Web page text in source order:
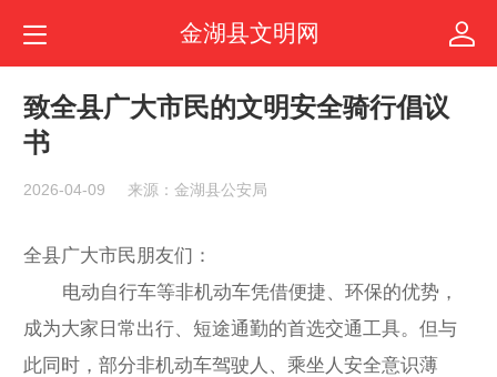
金湖县文明网
致全县广大市民的文明安全骑行倡议
书
2026-04-09 来源：金湖县公安局
全县广大市民朋友们：
电动自行车等非机动车凭借便捷、环保的优势，
成为大家日常出行、短途通勤的首选交通工具。但与
此同时，部分非机动车驾驶人、乘坐人安全意识薄